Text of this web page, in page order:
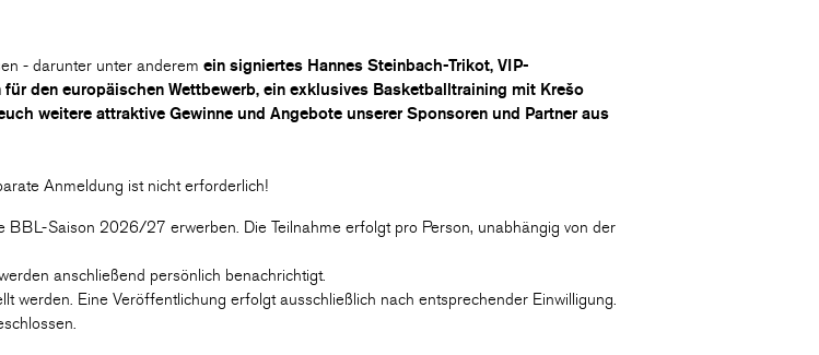
- darunter unter anderem ein signiertes Hannes Steinbach-Trikot, VIP-
den europäischen Wettbewerb, ein exklusives Basketballtraining mit Krešo
weitere attraktive Gewinne und Angebote unserer Sponsoren und Partner aus
Anmeldung ist nicht erforderlich!
Saison 2026/27 erwerben. Die Teilnahme erfolgt pro Person, unabhängig von der
anschließend persönlich benachrichtigt.
werden. Eine Veröffentlichung erfolgt ausschließlich nach entsprechender Einwilligung.